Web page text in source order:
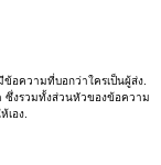
อความที่บอกว่าใครเป็นผู้ส่ง.
ซึ่งรวมทั้งส่วนหัวของข้อความ
อง.